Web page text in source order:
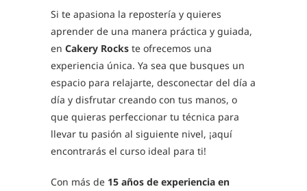
Si te apasiona la repostería y quieres
aprender de una manera práctica y guiada,
en Cakery Rocks te ofrecemos una
experiencia única. Ya sea que busques un
espacio para relajarte, desconectar del día a
día y disfrutar creando con tus manos, o
que quieras perfeccionar tu técnica para
llevar tu pasión al siguiente nivel, ¡aquí
encontrarás el curso ideal para ti!
Con más de 15 años de experiencia en